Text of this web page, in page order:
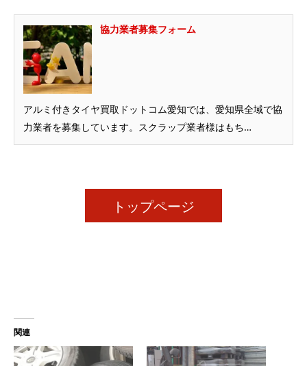
協力業者募集フォーム
アルミ付きタイヤ買取ドットコム愛知では、愛知県全域で協
力業者を募集しています。スクラップ業者様はもち…
トップページ
関連